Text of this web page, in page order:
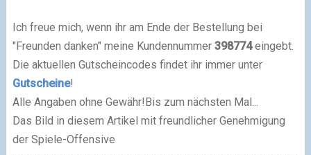
Ich freue mich, wenn ihr am Ende der Bestellung bei
"Freunden danken" meine Kundennummer 398774eingebt.
Die aktuellen Gutscheincodes findet ihr immer unter
Gutscheine!
Alle Angaben ohne Gewähr!Bis zum nächsten Mal...
Das Bild in diesem Artikel mit freundlicher Genehmigung
der Spiele-Offensive